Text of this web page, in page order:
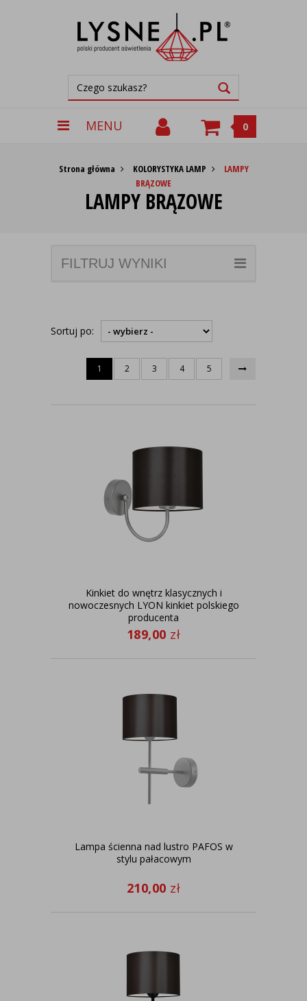
MENU 0
Strona główna KOLORYSTYKA LAMP
LAMPY
BRĄZOWE
LAMPY BRĄZOWE
FILTRUJ WYNIKI
Sortuj po:
1 2 3 4 5
Kinkiet do wnętrz klasycznych i
nowoczesnych LYON kinkiet polskiego
producenta
189,00 zł
Lampa ścienna nad lustro PAFOS w
stylu pałacowym
210,00 zł